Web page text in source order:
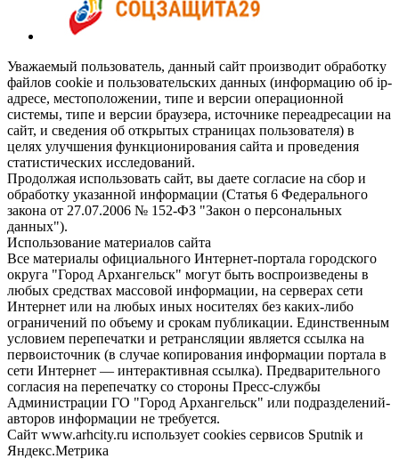
Уважаемый пользователь, данный сайт производит обработку
файлов cookie и пользовательских данных (информацию об ip-
адресе, местоположении, типе и версии операционной
системы, типе и версии браузера, источнике переадресации на
сайт, и сведения об открытых страницах пользователя) в
целях улучшения функционирования сайта и проведения
статистических исследований.
Продолжая использовать сайт, вы даете согласие на сбор и
обработку указанной информации (Статья 6 Федерального
закона от 27.07.2006 № 152-ФЗ "Закон о персональных
данных").
Использование материалов сайта
Все материалы официального Интернет-портала городского
округа "Город Архангельск" могут быть воспроизведены в
любых средствах массовой информации, на серверах сети
Интернет или на любых иных носителях без каких-либо
ограничений по объему и срокам публикации. Единственным
условием перепечатки и ретрансляции является ссылка на
первоисточник (в случае копирования информации портала в
сети Интернет — интерактивная ссылка). Предварительного
согласия на перепечатку со стороны Пресс-службы
Администрации ГО "Город Архангельск" или подразделений-
авторов информации не требуется.
Сайт www.arhcity.ru использует cookies сервисов Sputnik и
Яндекс.Метрика